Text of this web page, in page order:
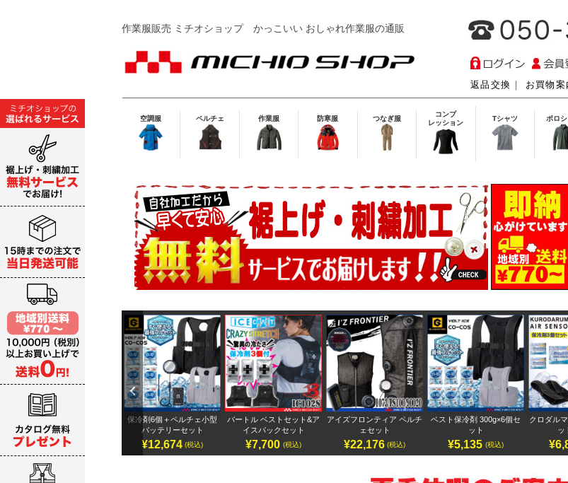
作業服販売 ミチオショップかっこいい おしゃれ作業服の通販
返品交換 ｜ お買物案
空調服 ペルチェ 作業服 防寒服 つなぎ服
コンプ
レッション
Tシャツ ポロ
Previ
ous
アイズフロンティア 32Vバ
ッテリーセット
¥19,987～
保冷剤6個＋ペルチェ小型
バッテリーセット
¥12,674 (税込)
バートル ベストセット&ア
イスパックセット
¥7,700 (税込)
アイズフロンティア ペルチ
ェセット
¥22,176 (税込)
ベスト保冷剤 300g×6個セ
ット
¥5,135 (税込)
クロダル
ッ